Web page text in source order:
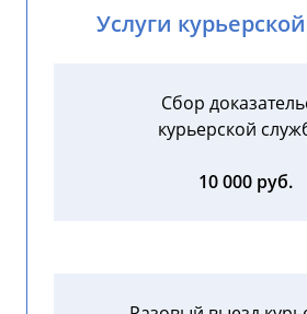
Услуги
Сбор
курьерской
10 000 руб.